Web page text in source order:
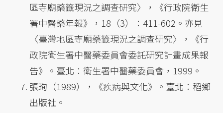
區寺廟藥籤現況之調查研究〉，《行政院衛生
署中醫藥年報》，18（3）：411-602。亦見
〈臺灣地區寺廟藥籤現況之調查研究〉，《行
政院衛生署中醫藥委員會委託研究計畫成果報
告》。臺北：衛生署中醫藥委員會，1999。
張珣（1989），《疾病與文化》。臺北：稻鄉
出版社。